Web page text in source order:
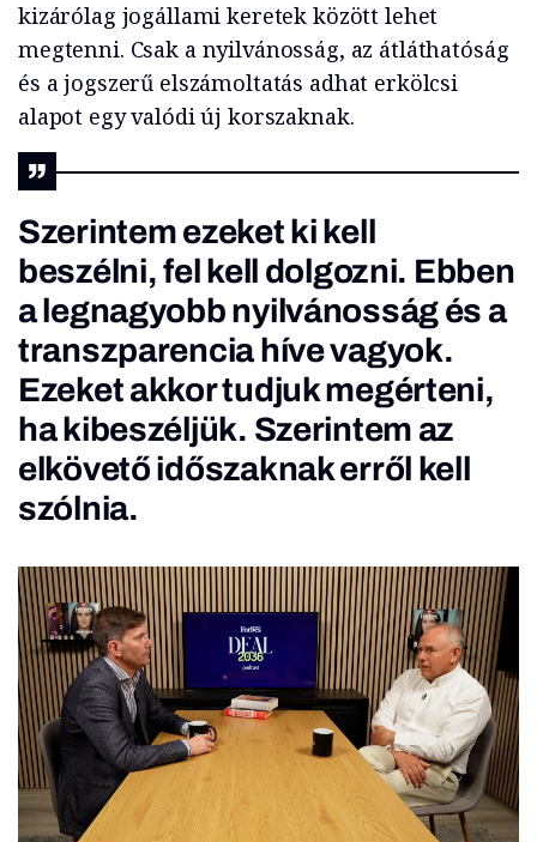
kizárólag jogállami keretek között lehet
megtenni. Csak a nyilvánosság, az átláthatóság
és a jogszerű elszámoltatás adhat erkölcsi
alapot egy valódi új korszaknak.
Szerintem ezeket ki kell
beszélni, fel kell dolgozni. Ebben
a legnagyobb nyilvánosság és a
transzparencia híve vagyok.
Ezeket akkor tudjuk megérteni,
ha kibeszéljük. Szerintem az
elkövető időszaknak erről kell
szólnia.